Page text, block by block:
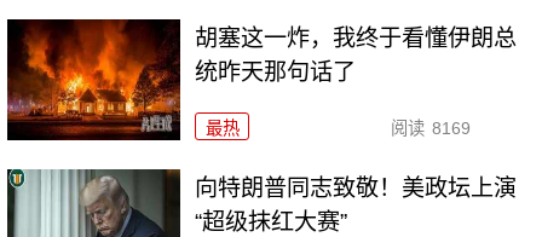
胡塞这一炸，我终于看懂伊朗总
统昨天那句话了
最热 阅读 8169
向特朗普同志致敬！美政坛上演
“超级抹红大赛”